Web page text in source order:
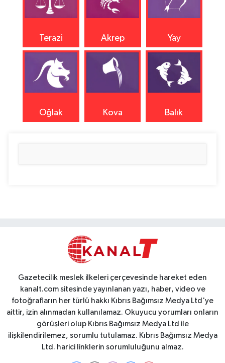
Terazi Akrep Yay
Oğlak Kova Balık
Gazetecilik meslek ilkeleri çerçevesinde hareket eden
kanalt.com sitesinde yayınlanan yazı, haber, video ve
fotoğrafların her türlü hakkı Kıbrıs Bağımsız Medya Ltd'ye
aittir, izin alınmadan kullanılamaz. Okuyucu yorumları onların
görüşleri olup Kıbrıs Bağımsız Medya Ltd ile
ilişkilendirilemez, sorumlu tutulamaz. Kıbrıs Bağımsız Medya
Ltd. harici linklerin sorumluluğunu almaz.